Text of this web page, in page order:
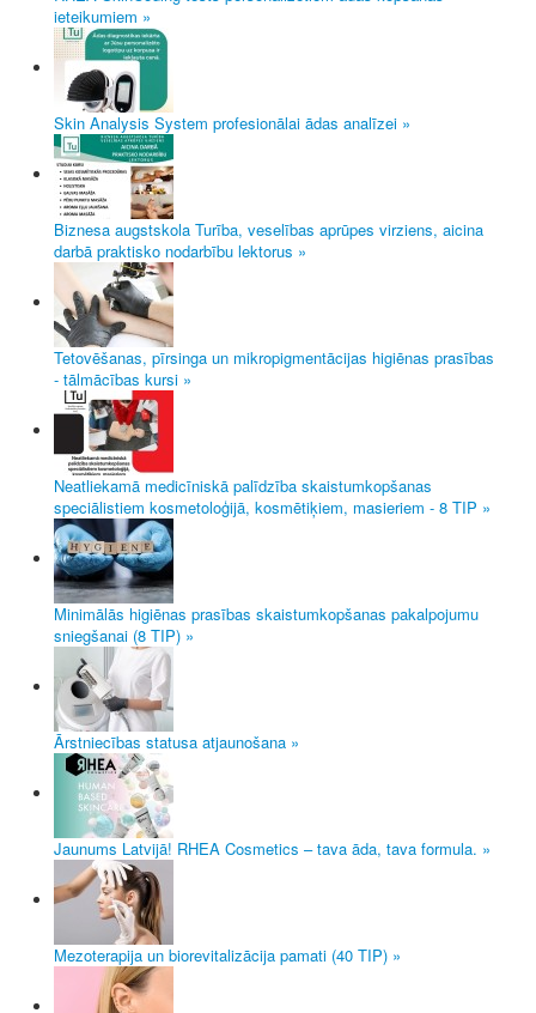
ieteikumiem »
Skin Analysis System profesionālai ādas analīzei »
Biznesa augstskola Turība, veselības aprūpes virziens, aicina
darbā praktisko nodarbību lektorus »
Tetovēšanas, pīrsinga un mikropigmentācijas higiēnas prasības
- tālmācības kursi »
Neatliekamā medicīniskā palīdzība skaistumkopšanas
speciālistiem kosmetoloģijā, kosmētiķiem, masieriem - 8 TIP »
Minimālās higiēnas prasības skaistumkopšanas pakalpojumu
sniegšanai (8 TIP) »
Ārstniecības statusa atjaunošana »
Jaunums Latvijā! RHEA Cosmetics – tava āda, tava formula. »
Mezoterapija un biorevitalizācija pamati (40 TIP) »